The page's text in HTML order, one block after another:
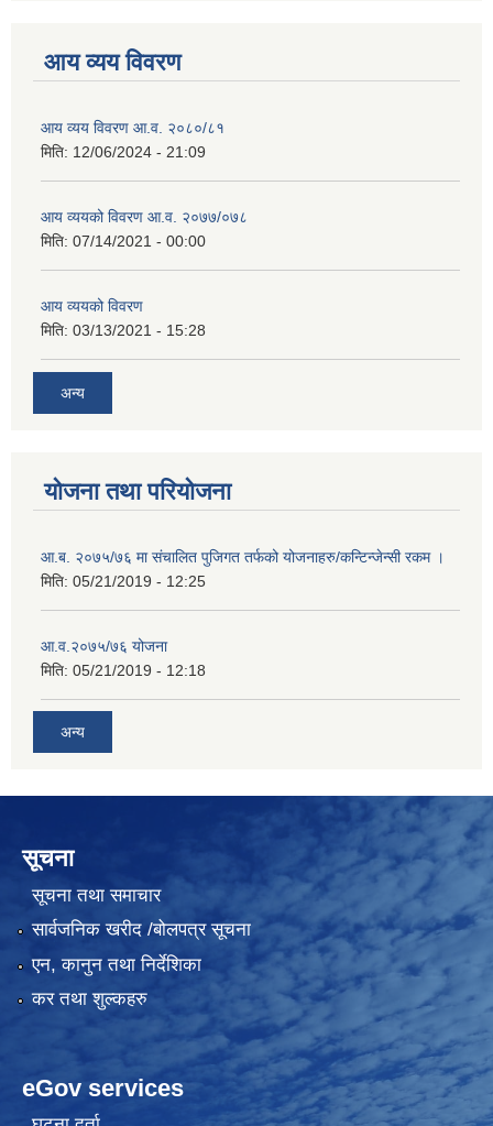
आय व्यय विवरण
आय व्यय विवरण आ.व. २०८०/८१
मिति: 12/06/2024 - 21:09
आय व्ययको विवरण आ.व. २०७७/०७८
मिति: 07/14/2021 - 00:00
आय व्ययको विवरण
मिति: 03/13/2021 - 15:28
अन्य
योजना तथा परियोजना
आ.ब. २०७५/७६ मा संचालित पुजिगत तर्फको योजनाहरु/कन्टिन्जेन्सी रकम ।
मिति: 05/21/2019 - 12:25
आ.व.२०७५/७६ योजना
मिति: 05/21/2019 - 12:18
अन्य
सूचना
सूचना तथा समाचार
सार्वजनिक खरीद /बोलपत्र सूचना
एन, कानुन तथा निर्देशिका
कर तथा शुल्कहरु
eGov services